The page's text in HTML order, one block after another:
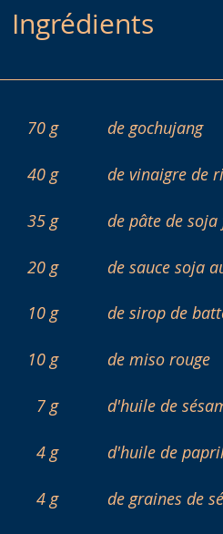
Ingrédients
70 g de gochujang
40 g de vinaigre de
35 g de pâte de
20 g de sauce soja
10 g de sirop de
10 g de miso rouge
7 g d'huile de
4 g d'huile de
4 g de graines de